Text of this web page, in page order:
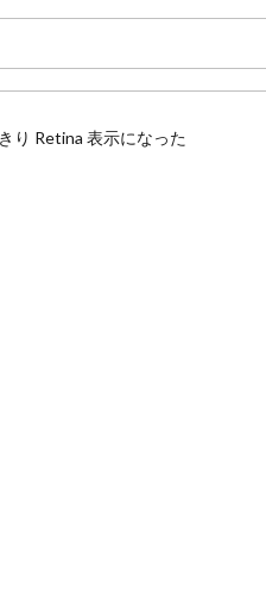
り Retina 表示になった